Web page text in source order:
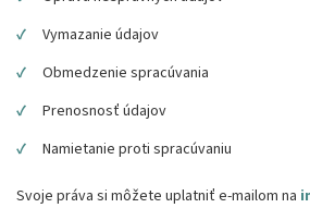
✓
Vymazanie údajov
✓
Obmedzenie spracúvania
✓
Prenosnosť údajov
✓
Namietanie proti spracúvaniu
Svoje práva si môžete uplatniť e-mailom na